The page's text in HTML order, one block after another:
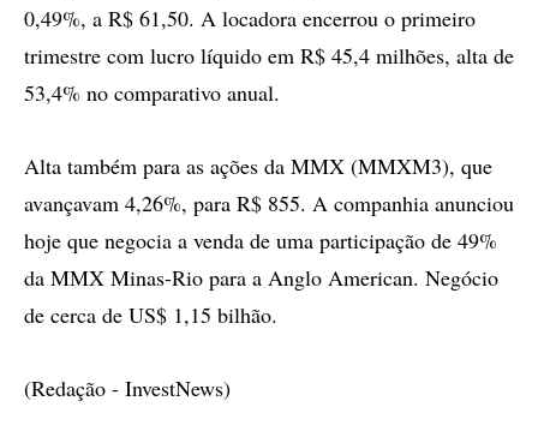
0,49%, a R$ 61,50. A locadora encerrou o primeiro
trimestre com lucro líquido em R$ 45,4 milhões, alta de
53,4% no comparativo anual.
Alta também para as ações da MMX (MMXM3), que
avançavam 4,26%, para R$ 855. A companhia anunciou
hoje que negocia a venda de uma participação de 49%
da MMX Minas-Rio para a Anglo American. Negócio
de cerca de US$ 1,15 bilhão.
(Redação - InvestNews)